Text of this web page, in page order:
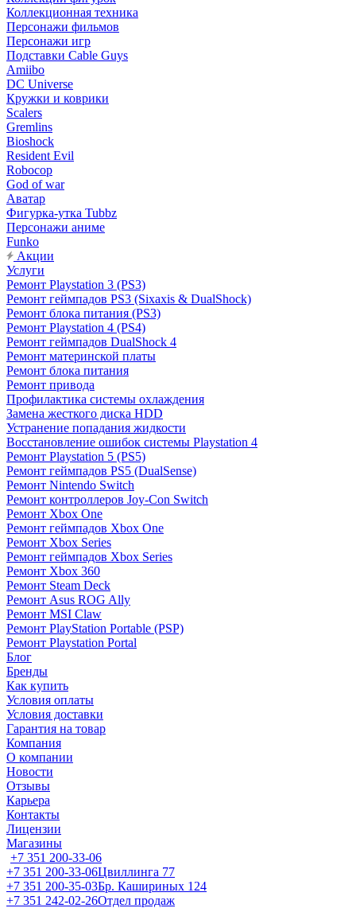
Коллекционная техника
Персонажи фильмов
Персонажи игр
Подставки Cable Guys
Amiibo
DC Universe
Кружки и коврики
Scalers
Gremlins
Bioshock
Resident Evil
Robocop
God of war
Аватар
Фигурка-утка Tubbz
Персонажи аниме
Funko
Акции
Услуги
Ремонт Playstation 3 (PS3)
Ремонт геймпадов PS3 (Sixaxis & DualShock)
Ремонт блока питания (PS3)
Ремонт Playstation 4 (PS4)
Ремонт геймпадов DualShock 4
Ремонт материнской платы
Ремонт блока питания
Ремонт привода
Профилактика системы охлаждения
Замена жесткого диска HDD
Устранение попадания жидкости
Восстановление ошибок системы Playstation 4
Ремонт Playstation 5 (PS5)
Ремонт геймпадов PS5 (DualSense)
Ремонт Nintendo Switch
Ремонт контроллеров Joy-Con Switch
Ремонт Xbox One
Ремонт геймпадов Xbox One
Ремонт Xbox Series
Ремонт геймпадов Xbox Series
Ремонт Xbox 360
Ремонт Steam Deck
Ремонт Asus ROG Ally
Ремонт MSI Claw
Ремонт PlayStation Portable (PSP)
Ремонт Playstation Portal
Блог
Бренды
Как купить
Условия оплаты
Условия доставки
Гарантия на товар
Компания
О компании
Новости
Отзывы
Карьера
Контакты
Лицензии
Магазины
+7 351 200-33-06
+7 351 200-33-06Цвиллинга 77
+7 351 200-35-03Бр. Кашириных 124
+7 351 242-02-26Отдел продаж